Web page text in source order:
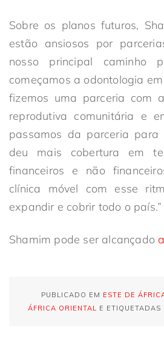
Sobre os planos futuros,
estão ansiosos por
nosso principal caminho
começamos a odontologia
fizemos uma parceria com
reprodutiva comunitária e
passamos da parceria
deu mais cobertura em
financeiros e não
clínica móvel com esse
expandir e cobrir todo o país.”
Shamim pode ser alcançado
PUBLICADO EM ESTE DE
ÁFRICA ORIENTAL
E ETIQUETADAS